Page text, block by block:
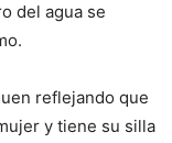
del agua se
reflejando que
y tiene su silla